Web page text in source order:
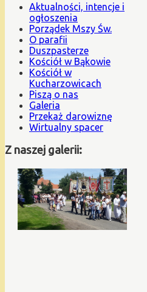
Aktualności, intencje i
ogłoszenia
Porządek Mszy Św.
O parafii
Duszpasterze
Kościół w Bąkowie
Kościół w
Kucharzowicach
Piszą o nas
Galeria
Przekaż darowiznę
Wirtualny spacer
Z naszej galerii: